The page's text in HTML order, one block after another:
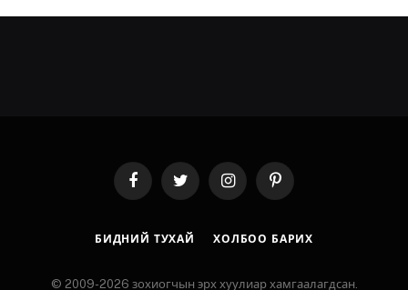
FacebookTwitter InstagramPinterest
БИДНИЙ ТУХАЙ ХОЛБОО БАРИХ
© 2009-2026 зохиогчын эрх хуулиар хамгаалагдсан.